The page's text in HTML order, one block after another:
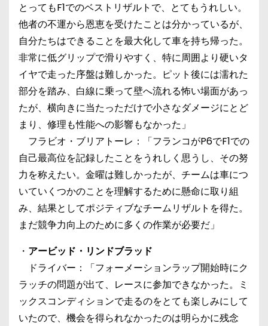
とってもF1でのベストリザルトで、とてもうれしい。
他者の不運から恩恵を受けたことは分かっているが、
自分たちはできることを最大化して車を持ち帰った。
非常に低グリップで滑りやすく、特に周囲より硬いタ
イヤで走った序盤は難しかった。ピット後には濡れた
部分を踏み、白線に乗って壁へ流れる怖い場面があっ
たが、横向きに当たっただけで小さなダメージにとど
まり、修理も性能への影響もなかった」
フラビオ・ブリアトーレ：「フランコがP6でF1での
自己最高位を記録したことをうれしく思うし、その努
力を称えたい。金曜は難しかったが、チームは車につ
いていくつかのことを理解するために懸命に取り組
み、結果としてポジティブなチームリザルトを得た。
まだ競争力向上のために多くの作業が必要だ」
・ アービッド・リンドブラッド
ドライバー：「フォーメーションラップ開始時にク
ラッチの問題が出て、レースに参加できなかった。ミ
ックスコンディションで走るのをとても楽しみにして
いたので、機会を得られなかったのは明らかに残念